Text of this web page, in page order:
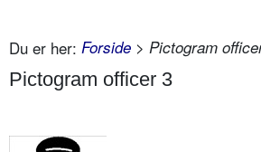
Du er her: Forside > Pictogram
Pictogram officer 3